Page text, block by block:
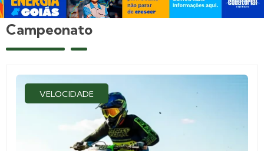
Campeonato
VELOCIDADE